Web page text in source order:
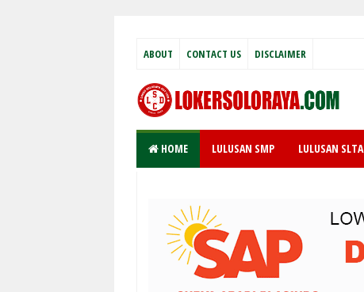
ABOUT CONTACT US DISCLAIMER
HOME LULUSAN SMP LULUSAN SLTA